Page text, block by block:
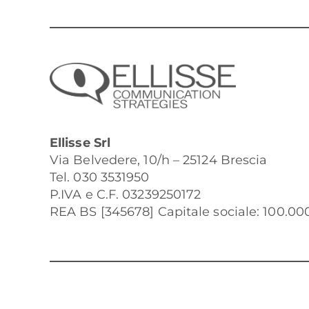
Ellisse Srl
Via Belvedere, 10/h – 25124 Brescia
Tel. 030 3531950
P.IVA e C.F. 03239250172
REA BS [345678] Capitale sociale: